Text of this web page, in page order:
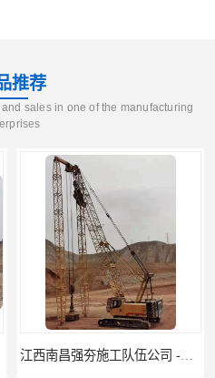
推荐
sales in one of the manufacturing